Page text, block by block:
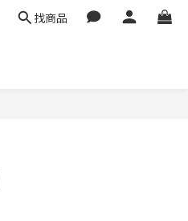
找商品